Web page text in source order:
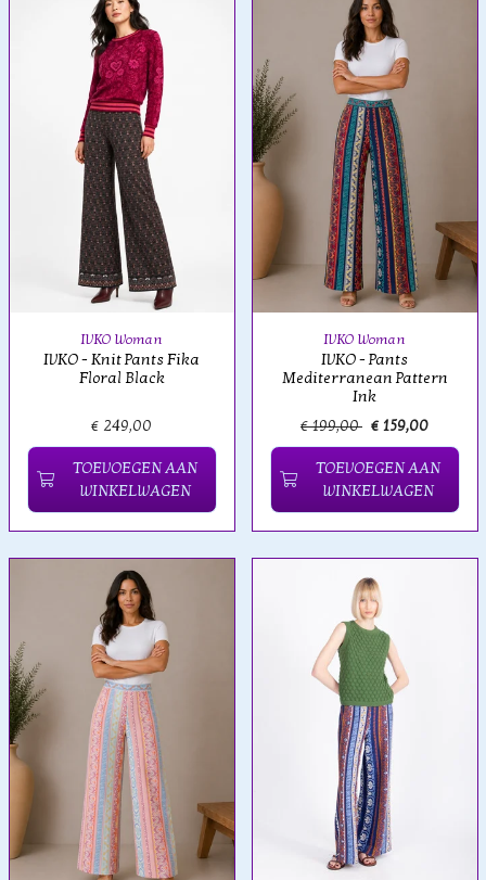
IVKO Woman
IVKO - Knit Pants Fika
Floral Black
€ 249,00
TOEVOEGEN AAN
WINKELWAGEN
IVKO Woman
IVKO - Pants
Mediterranean Pattern
Ink
€ 199,00 € 159,00
TOEVOEGEN AAN
WINKELWAGEN